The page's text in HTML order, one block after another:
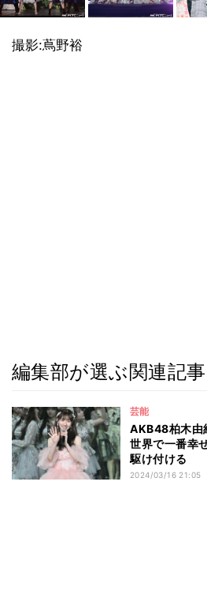
撮影:蔦野裕
編集部が選ぶ関連記事
芸能
AKB48柏木由
世界で一番幸
駆け付ける
2024/03/16 21:05